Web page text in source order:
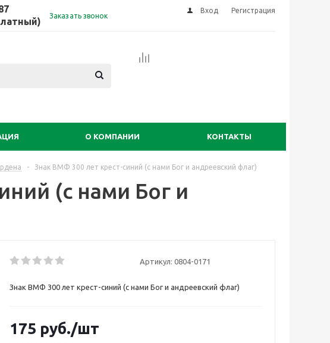
Заказать звонок
Вход Регистрация
О КОМПАНИИ КОНТАКТЫ
- Знак ВМФ 300 лет крест-синий (с нами Бог и андреевский флаг)
(с нами Бог и
Артикул: 0804-0171
Знак ВМФ 300 лет крест-синий (с нами Бог и андреевский флаг)
175 руб./шт